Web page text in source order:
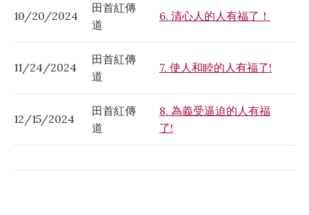
10/20/2024
田首紅傳
道
6. 清心人的人有福了！
11/24/2024
田首紅傳
道
7. 使人和睦的人有福了!
12/15/2024
田首紅傳
道
8. 為義受逼迫的人有福
了!